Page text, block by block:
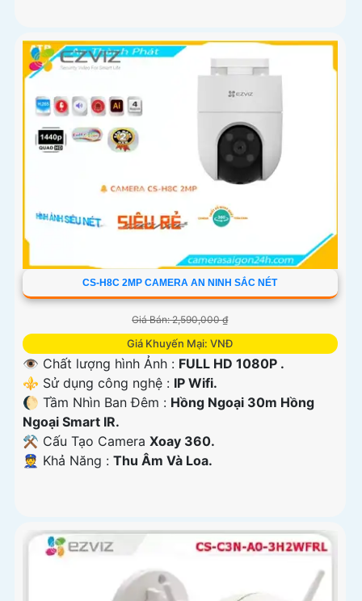
CS-H8C 2MP CAMERA AN NINH SẮC NÉT
Giá Bán: 2,590,000 ₫
Giá Khuyến Mại: VNĐ
👁 Chất lượng hình Ảnh : FULL HD 1080P .
⚜️ Sử dụng công nghệ : IP Wifi.
🌔 Tầm Nhìn Ban Đêm : Hồng Ngoại 30m Hồng
Ngoại Smart IR.
⚒ Cấu Tạo Camera Xoay 360.
️👮 Khả Năng : Thu Âm Và Loa.